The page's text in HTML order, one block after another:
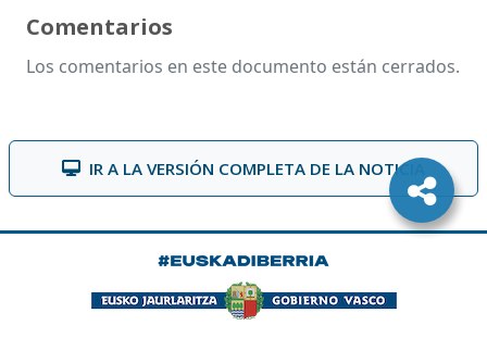
Comentarios
Los comentarios en este documento están cerrados.
IR A LA VERSIÓN COMPLETA DE LA NOTICIA